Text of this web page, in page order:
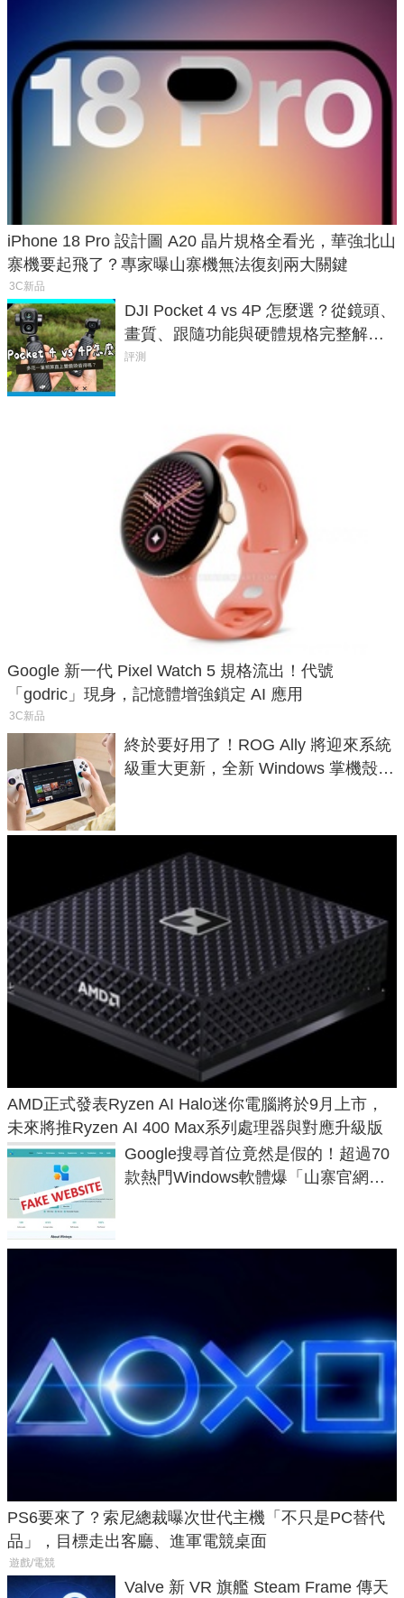
iPhone 18 Pro 設計圖 A20 晶片規格全看光，華強北山
寨機要起飛了？專家曝山寨機無法復刻兩大關鍵
3C新品
DJI Pocket 4 vs 4P 怎麼選？從鏡頭、
畫質、跟隨功能與硬體規格完整解
析，一次看懂兩台差異
評測
Google 新一代 Pixel Watch 5 規格流出！代號
「godric」現身，記憶體增強鎖定 AI 應用
3C新品
終於要好用了！ROG Ally 將迎來系統
級重大更新，全新 Windows 掌機殼模
AMD正式發表Ryzen AI Halo迷你電腦將於9月上市，
未來將推Ryzen AI 400 Max系列處理器與對應升級版
Google搜尋首位竟然是假的！超過70
款熱門Windows軟體爆「山寨官網」
PS6要來了？索尼總裁曝次世代主機「不只是PC替代
品」，目標走出客廳、進軍電競桌面
遊戲/電競
Valve 新 VR 旗艦 Steam Frame 傳天